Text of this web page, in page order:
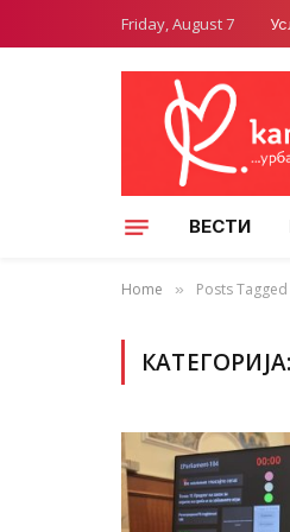
Friday, August 7
ВЕСТИ
Home » Posts
КАТЕГОРИЈА: